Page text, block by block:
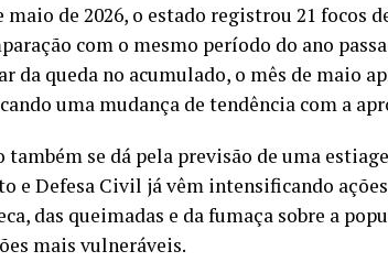
de 2026, o estado registrou 21 focos
com o mesmo período do ano
da queda no acumulado, o mês de maio
uma mudança de tendência com a
também se dá pela previsão de uma
e Defesa Civil já vêm intensificando
das queimadas e da fumaça sobre a
mais vulneráveis.